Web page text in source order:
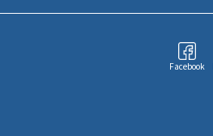
Facebook